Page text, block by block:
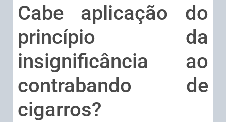
Cabe aplicação do
princípio da
insignificância ao
contrabando de
cigarros?